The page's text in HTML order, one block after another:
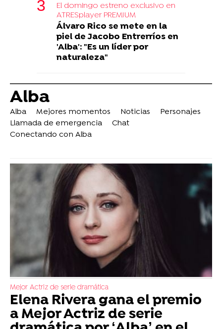
El domingo estreno exclusivo en
ATRESplayer PREMIUM
Álvaro Rico se mete en la
piel de Jacobo Entrerríos en
'Alba': "Es un líder por
naturaleza"
Alba
Alba Mejores momentos Noticias
Personajes
Llamada de emergencia
Chat
Conectando con Alba
Mejor Actriz de serie dramática
Elena Rivera gana el premio
a Mejor Actriz de serie